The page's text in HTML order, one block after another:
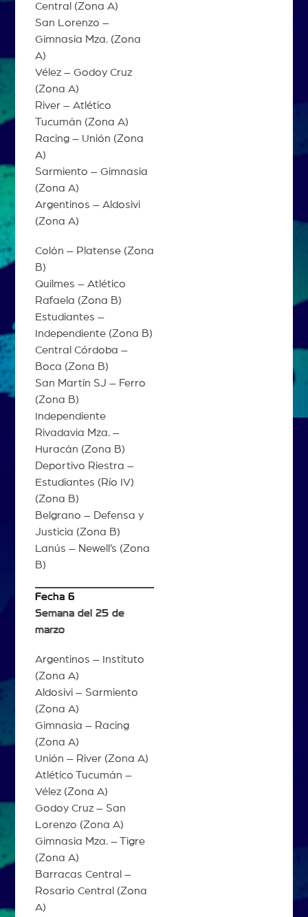
Central (Zona A)
San Lorenzo –
Gimnasia Mza. (Zona
A)
Vélez – Godoy Cruz
(Zona A)
River – Atlético
Tucumán (Zona A)
Racing – Unión (Zona
A)
Sarmiento – Gimnasia
(Zona A)
Argentinos – Aldosivi
(Zona A)
Colón – Platense (Zona
B)
Quilmes – Atlético
Rafaela (Zona B)
Estudiantes –
Independiente (Zona B)
Central Córdoba –
Boca (Zona B)
San Martín SJ – Ferro
(Zona B)
Independiente
Rivadavia Mza. –
Huracán (Zona B)
Deportivo Riestra –
Estudiantes (Río IV)
(Zona B)
Belgrano – Defensa y
Justicia (Zona B)
Lanús – Newell’s (Zona
B)
Fecha 6
Semana del 25 de
marzo
Argentinos – Instituto
(Zona A)
Aldosivi – Sarmiento
(Zona A)
Gimnasia – Racing
(Zona A)
Unión – River (Zona A)
Atlético Tucumán –
Vélez (Zona A)
Godoy Cruz – San
Lorenzo (Zona A)
Gimnasia Mza. – Tigre
(Zona A)
Barracas Central –
Rosario Central (Zona
A)